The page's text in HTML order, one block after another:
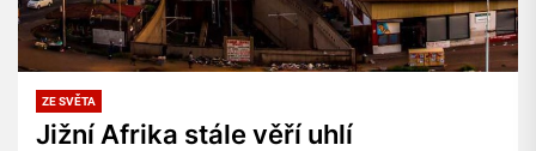
ZE SVĚTA
Jižní Afrika stále věří uhlí